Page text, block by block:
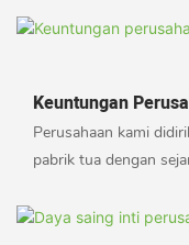
Keuntungan
Perusahaan kami
pabrik tua dengan
terbesar di Tiongkok,